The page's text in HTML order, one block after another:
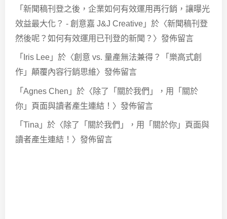
「 新聞稿刊登之後，企業如何有效運用再行銷，讓曝光
效益最大化？ - 創意嘉 J&J Creative 」於〈新聞稿刊登
然後呢？如何有效運用已刊登的新聞？ 〉發佈留言
「 Iris Lee 」於〈創意 vs. 量產無法兼得？「樂高式創
作」顛覆內容行銷思維〉發佈留言
「 Agnes Chen 」於〈除了「關於我們」，用「關於
你」頁面與讀者產生連結！ 〉發佈留言
「 Tina 」於〈除了「關於我們」，用「關於你」頁面與
讀者產生連結！ 〉發佈留言